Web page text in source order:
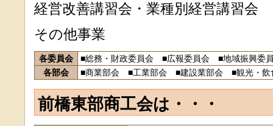
経営改善講習会・業種別経営講習会
その他事業
各委員会
■総務・財政委員会 ■広報委員会 ■地域振興委
各部会
■商業部会 ■工業部会 ■建設業部会 ■観光・飲
前橋東部商工会は・・・